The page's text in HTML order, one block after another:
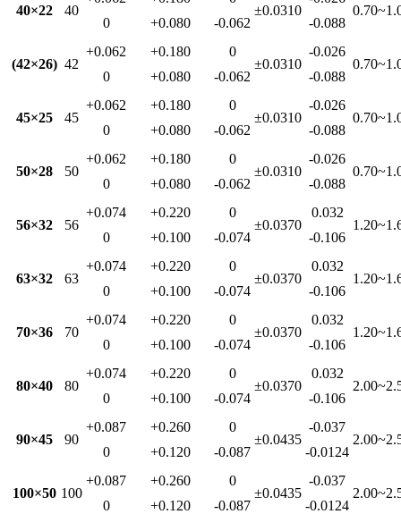
40×22 40
0
+0.080
-0.062
±0.0310
-0.088
(42×26) 42
+0.062
0
+0.180
+0.080
0
-0.062
±0.0310
-0.026
-0.088
45×25 45
+0.062
0
+0.180
+0.080
0
-0.062
±0.0310
-0.026
-0.088
50×28 50
+0.062
0
+0.180
+0.080
0
-0.062
±0.0310
-0.026
-0.088
56×32 56
+0.074
0
+0.220
+0.100
0
-0.074
±0.0370
0.032
-0.106
63×32 63
+0.074
0
+0.220
+0.100
0
-0.074
±0.0370
0.032
-0.106
70×36 70
+0.074
0
+0.220
+0.100
0
-0.074
±0.0370
0.032
-0.106
80×40 80
+0.074
0
+0.220
+0.100
0
-0.074
±0.0370
0.032
-0.106
90×45 90
+0.087
0
+0.260
+0.120
0
-0.087
±0.0435
-0.037
-0.0124
100×50 100
+0.087
0
+0.260
+0.120
0
-0.087
±0.0435
-0.037
-0.0124